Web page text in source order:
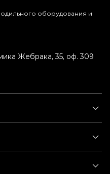
оборудования и
Жебрака, 35, оф. 309